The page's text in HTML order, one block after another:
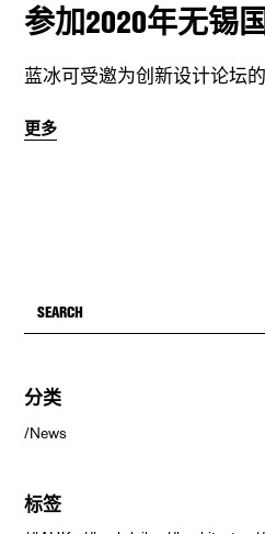
参加2020年无锡
蓝冰可受邀为创新设计论坛
更多
分类
News
标签